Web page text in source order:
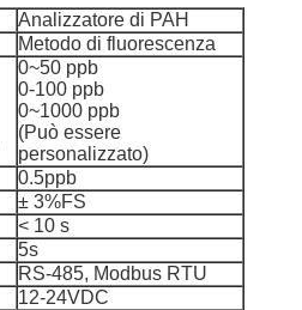
Analizzatore di PAH
Metodo di fluorescenza
0~50 ppb
0-100 ppb
0~1000 ppb
(Può essere
personalizzato)
0.5ppb
± 3%FS
< 10 s
5s
RS-485, Modbus RTU
12-24VDC